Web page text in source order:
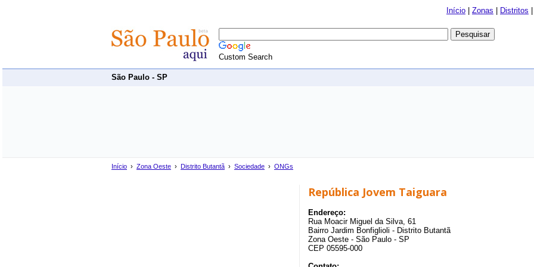
Início Zonas Distritos
Custom Search
São Paulo - SP
Início › Zona Oeste › Distrito Butantã › Sociedade › ONGs
República Jovem Taiguara
Endereço:
Rua Moacir Miguel da Silva, 61
Bairro Jardim Bonfiglioli - Distrito Butantã
Zona Oeste - São Paulo - SP
CEP 05595-000